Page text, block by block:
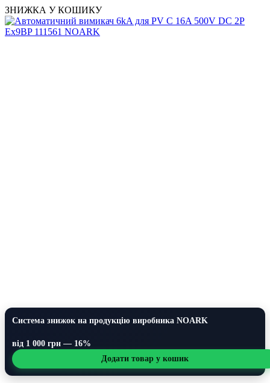
ЗНИЖКА У КОШИКУ
Система знижок на продукцію виробника NOARK
від 1 000 грн — 16%
Додати товар у кошик